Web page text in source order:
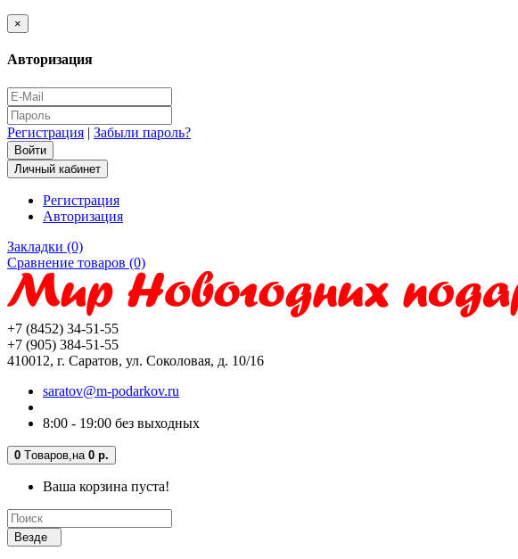
×
Авторизация
Регистрация | Забыли пароль?
Личный кабинет
Регистрация
Авторизация
Закладки (0)
Сравнение товаров (0)
+7 (8452) 34-51-55
+7 (905) 384-51-55
410012, г. Саратов, ул. Соколовая, д. 10/16
saratov@m-podarkov.ru
8:00 - 19:00 без выходных
0 Tоваров, на 0 р.
Ваша корзина пуста!
Везде